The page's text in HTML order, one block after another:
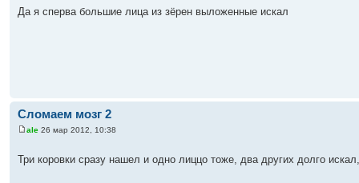
Да я сперва большие лица из зёрен выложенные искал
Сломаем мозг 2
ale 26 мар 2012, 10:38
Три коровки сразу нашел и одно лиццо тоже, два других долго